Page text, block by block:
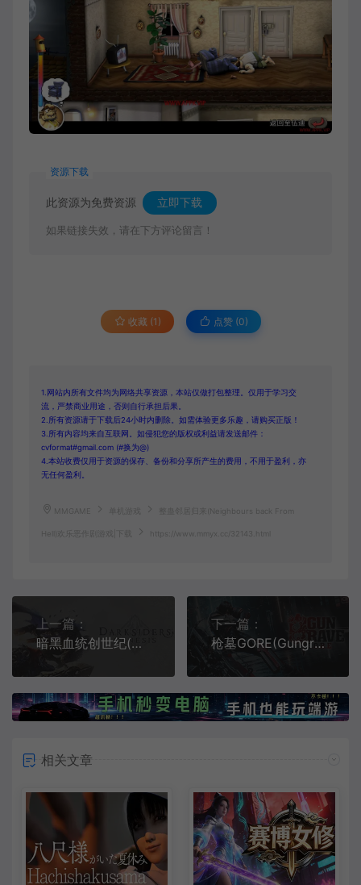
资源下载
此资源为免费资源 立即下载
如果链接失效，请在下方评论留言！
收藏 (1) 点赞 (0)
1.网站内所有文件均为网络共享资源，本站仅做打包整理。仅用于学习交
流，严禁商业用途，否则自行承担后果。
2.所有资源请于下载后24小时内删除。如需体验更多乐趣，请购买正版！
3.所有内容均来自互联网。如侵犯您的版权或利益请发送邮件：
cvformat#gmail.com (#换为@)
4.本站收费仅用于资源的保存、备份和分享所产生的费用，不用于盈利，亦
无任何盈利。
MMGAME 整蛊邻居归来(Neighbours back From
Hell)欢乐恶作剧游戏|下载 https://www.mmyx.cc/32143.html
上一篇：
暗黑血统创世纪(Darksiders Genesis)简中|PC|ACT|DLC|修改器|开放世界动作角色扮演游戏
下一篇：
枪墓GORE(Gungrave G.O.R.E)简中|PC|TPS|第三人称动作射击游戏
相关文章